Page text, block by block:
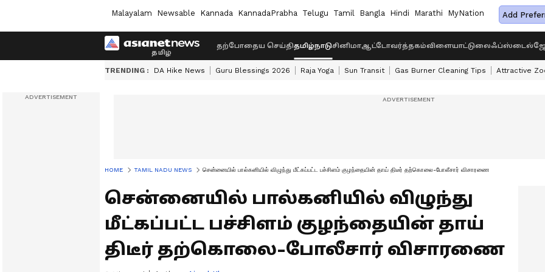
Malayalam Newsable Kannada KannadaPrabha Telugu Tamil Bangla Hindi Marathi MyNation Add
தற்போதைய செய்திதமிழ்நாடுசினிமாஆட்டோவர்த்தகம்விளையாட்டுலைஃப்ஸ்டைல்
TRENDING : DA Hike News Guru Blessings 2026 Raja Yoga Sun Transit Gas Burner Cleaning Tips Attractive
HOME TAMIL NADU NEWS சென்னையில் பால்கனியில் விழுந்து மீட்கப்பட்ட பச்சிளம் குழந்தையின் தாய் திடீர் தற்கொலை-போலீசார் விசாரணை
சென்னையில் பால்கனியில் விழுந்து
மீட்கப்பட்ட பச்சிளம் குழந்தையின் தாய்
திடீர் தற்கொலை-போலீசார் விசாரணை